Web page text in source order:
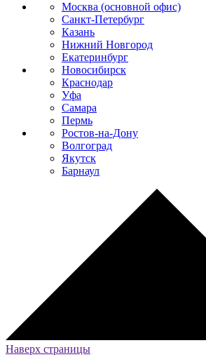
Москва (основной офис)
Санкт-Петербург
Казань
Нижний Новгород
Екатеринбург
Новосибирск
Краснодар
Уфа
Самара
Пермь
Ростов-на-Дону
Волгоград
Якутск
Барнаул
Наверх страницы